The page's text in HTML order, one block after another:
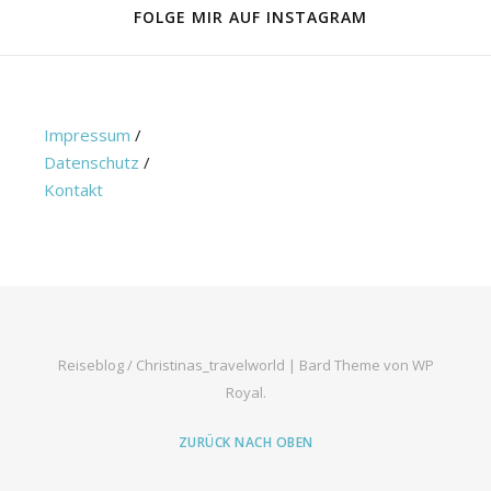
FOLGE MIR AUF INSTAGRAM
Impressum /
Datenschutz /
Kontakt
Reiseblog / Christinas_travelworld | Bard Theme von WP
Royal.
ZURÜCK NACH OBEN